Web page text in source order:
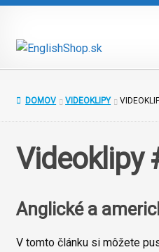
na
navigáciu
na
obsah
Testy a cvičenia
DOMOV VIDEOKLIPY
Videoklipy
Anglické a
V tomto článku si môžete